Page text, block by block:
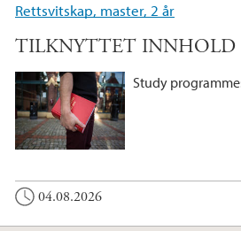
Rettsvitskap, master, 2 år
TILKNYTTET INNHOLD
Study programme
04.08.2026